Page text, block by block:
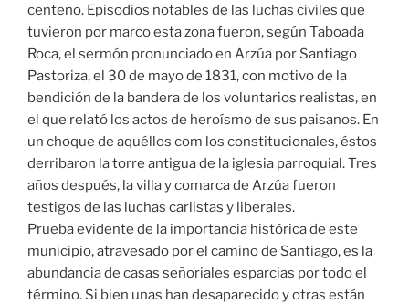
centeno. Episodios notables de las luchas civiles que
tuvieron por marco esta zona fueron, según Taboada
Roca, el sermón pronunciado en Arzúa por Santiago
Pastoriza, el 30 de mayo de 1831, con motivo de la
bendición de la bandera de los voluntarios realistas, en
el que relató los actos de heroísmo de sus paisanos. En
un choque de aquéllos com los constitucionales, éstos
derribaron la torre antigua de la iglesia parroquial. Tres
años después, la villa y comarca de Arzúa fueron
testigos de las luchas carlistas y liberales.
Prueba evidente de la importancia histórica de este
municipio, atravesado por el camino de Santiago, es la
abundancia de casas señoriales esparcias por todo el
término. Si bien unas han desaparecido y otras están